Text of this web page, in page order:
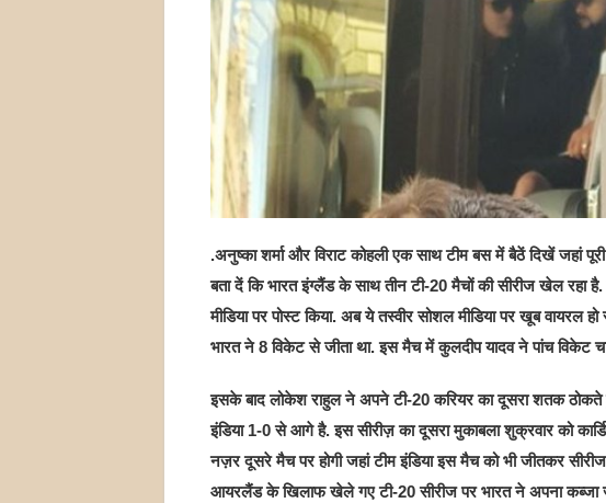
.अनुष्का शर्मा और विराट कोहली एक साथ टीम बस में बैठें दिखें जहां
बता दें कि भारत इंग्लैंड के साथ तीन टी-20 मैचों की सीरीज खेल रहा
मीडिया पर पोस्ट किया. अब ये तस्वीर सोशल मीडिया पर खूब वायरल
भारत ने 8 विकेट से जीता था. इस मैच में कुलदीप यादव ने पांच विकेट
इसके बाद लोकेश राहुल ने अपने टी-20 करियर का दूसरा शतक ठोकते
इंडिया 1-0 से आगे है. इस सीरीज़ का दूसरा मुकाबला शुक्रवार को
नज़र दूसरे मैच पर होगी जहां टीम इंडिया इस मैच को भी जीतकर
आयरलैंड के खिलाफ खेले गए टी-20 सीरीज पर भारत ने अपना कब्जा